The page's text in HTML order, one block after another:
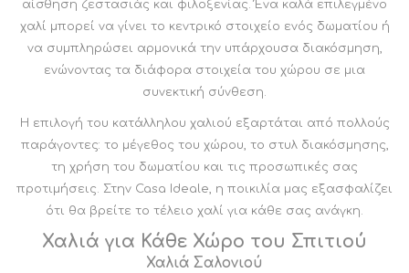
αίσθηση ζεστασιάς και φιλοξενίας. Ένα καλά επιλεγμένο
χαλί μπορεί να γίνει το κεντρικό στοιχείο ενός δωματίου ή
να συμπληρώσει αρμονικά την υπάρχουσα διακόσμηση,
ενώνοντας τα διάφορα στοιχεία του χώρου σε μια
συνεκτική σύνθεση.
Η επιλογή του κατάλληλου χαλιού εξαρτάται από πολλούς
παράγοντες: το μέγεθος του χώρου, το στυλ διακόσμησης,
τη χρήση του δωματίου και τις προσωπικές σας
προτιμήσεις. Στην Casa Ideale, η ποικιλία μας εξασφαλίζει
ότι θα βρείτε το τέλειο χαλί για κάθε σας ανάγκη.
Χαλιά για Κάθε Χώρο του Σπιτιού
Χαλιά Σαλονιού